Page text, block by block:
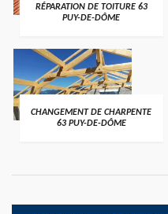
RÉPARATION DE TOITURE 63
PUY-DE-DÔME
CHANGEMENT DE CHARPENTE
63 PUY-DE-DÔME